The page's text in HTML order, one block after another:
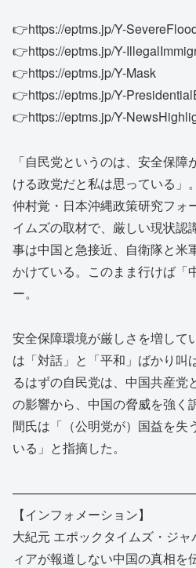
👉https://eptms.jp/Y-
👉https://eptms.jp/Y-
👉https://eptms.jp/Y-Mask
👉https://eptms.jp/Y-
👉https://eptms.jp/Y-
「自民党というのは、安全保
ける政党だと私は思っている」
仲村覚・日本沖縄政策研究フォ
イムズの取材で、厳しい現状認
事は中国と急接近、自衛隊と米
かけている。このまま行けば「
ー。
安全保障環境が厳しさを増して
は「対話」と「平和」ばかり叫
るはずの自民党は、中国共産党
の影響から、中国の脅威を強く
間氏は「（公明党が）国益を失
いる」と指摘した。
【インフォメーション】
大紀元 エポックタイムズ・ジ
ィアが報道しない中国の真相を